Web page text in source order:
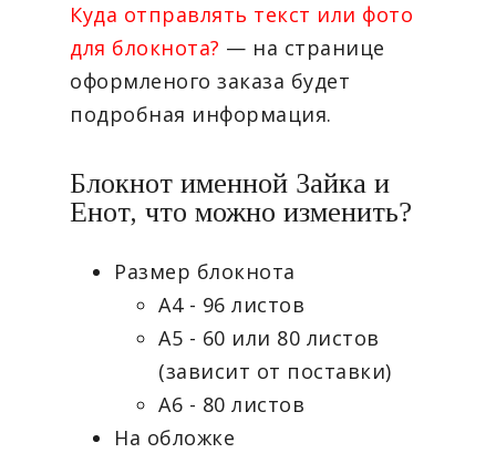
Куда отправлять текст или фото
для блокнота? — на странице
оформленого заказа будет
подробная информация.
Блокнот именной Зайка и
Енот, что можно изменить?
Размер блокнота
А4 - 96 листов
А5 - 60 или 80 листов
(зависит от поставки)
А6 - 80 листов
На обложке